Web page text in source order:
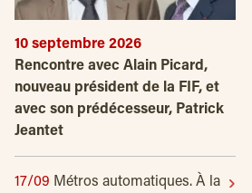
10 septembre 2026
Rencontre avec Alain Picard,
nouveau président de la FIF, et
avec son prédécesseur, Patrick
Jeantet
17/09 Métros automatiques. À la